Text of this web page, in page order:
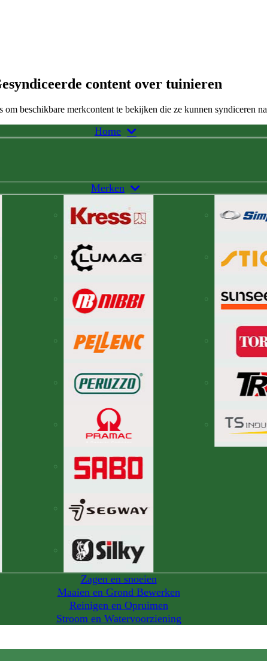
content over tuinieren
om beschikbare merkcontent te bekijken die ze kunnen syndiceren
Home
Merken
Zagen en snoeien
Maaien en Grond Bewerken
Reinigen en Opruimen
Stroom en Watervoorziening